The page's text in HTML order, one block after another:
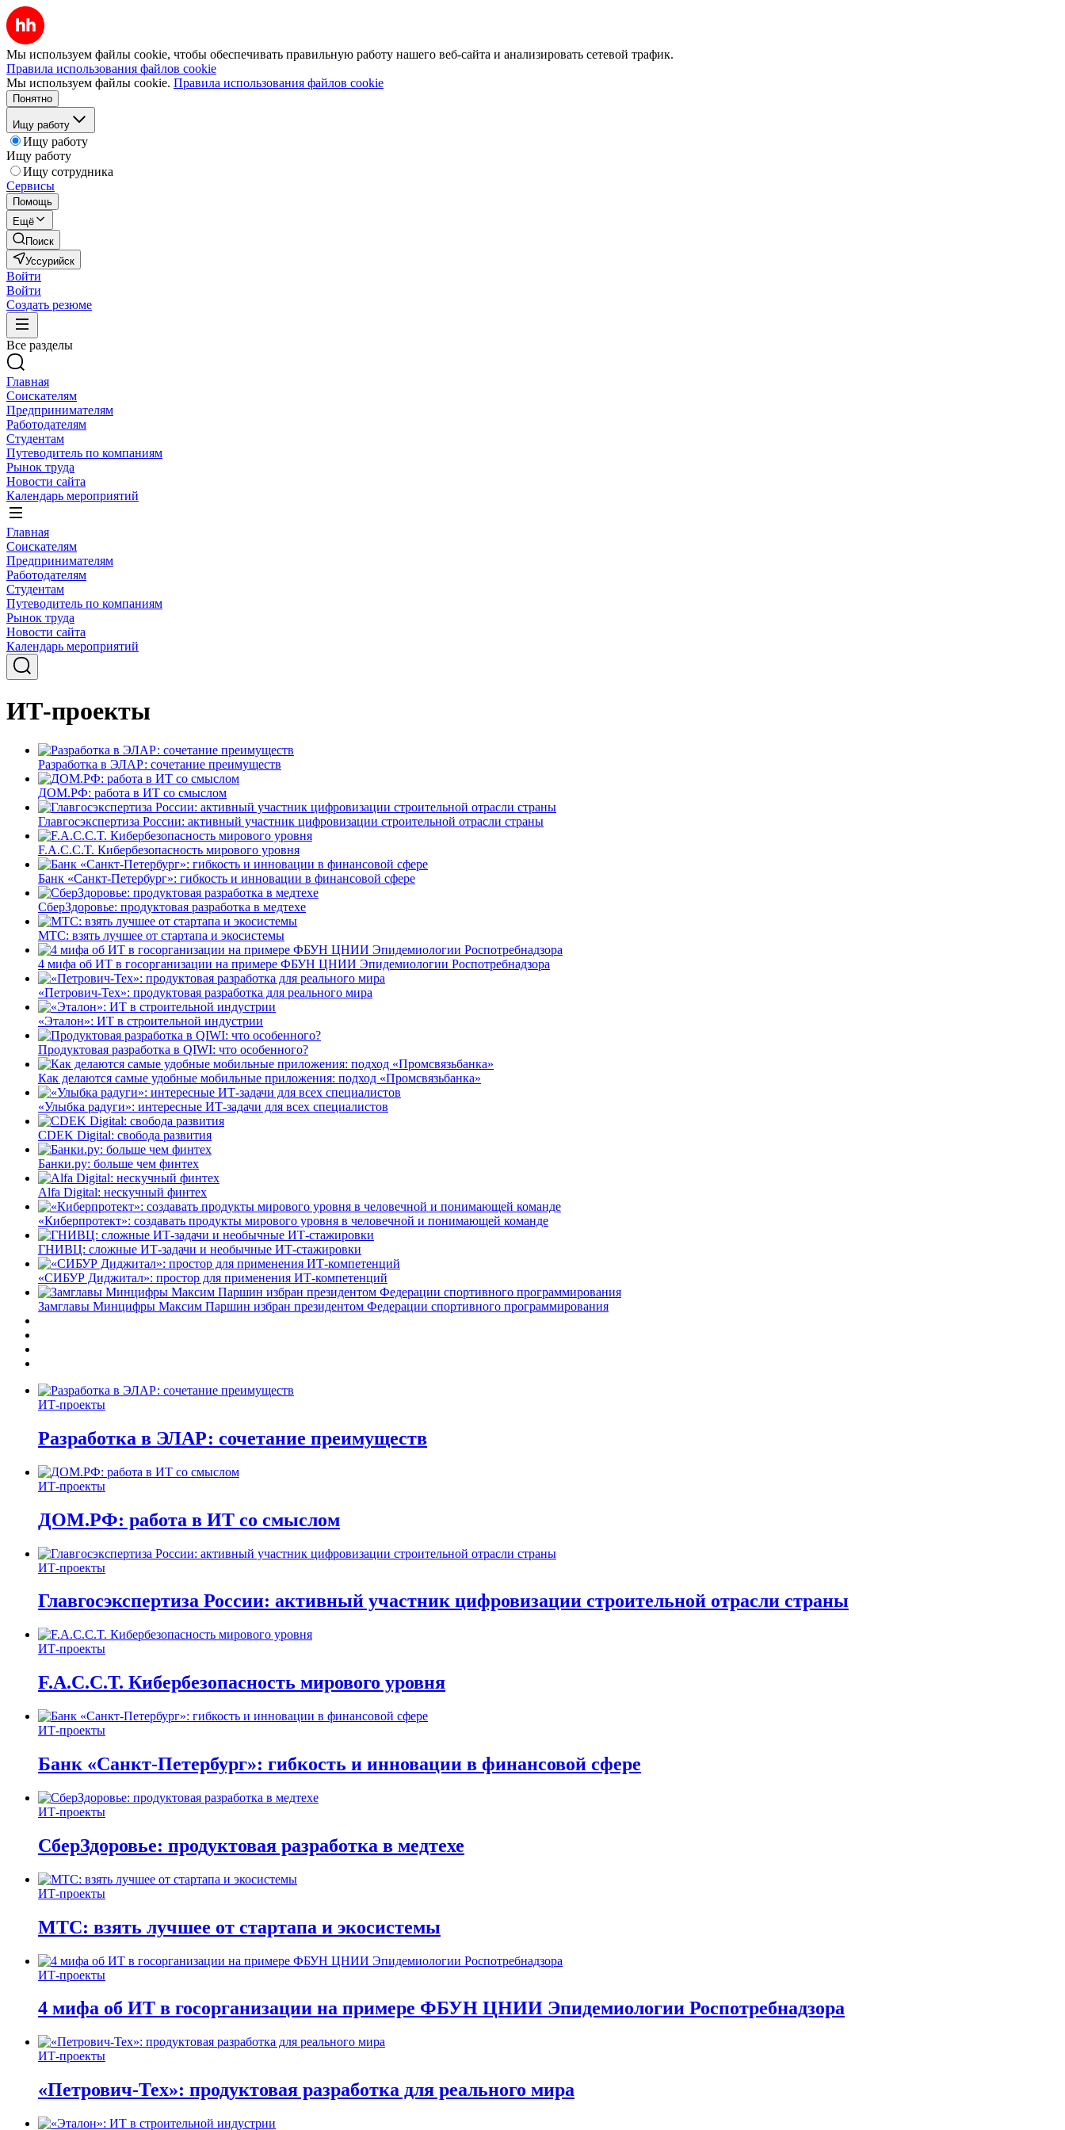
Мы используем файлы cookie, чтобы обеспечивать правильную работу нашего веб-сайта и анализировать сетевой трафик.
Правила использования файлов cookie
Мы используем файлы cookie. Правила использования файлов cookie
Понятно
Ищу работу
Ищу работу
Ищу работу
Ищу сотрудника
Сервисы
Помощь
Ещё
Поиск
Уссурийск
Войти
Войти
Создать резюме
Все разделы
Главная
Соискателям
Предпринимателям
Работодателям
Студентам
Путеводитель по компаниям
Рынок труда
Новости сайта
Календарь мероприятий
Главная
Соискателям
Предпринимателям
Работодателям
Студентам
Путеводитель по компаниям
Рынок труда
Новости сайта
Календарь мероприятий
ИТ-проекты
Разработка в ЭЛАР: сочетание преимуществ
ДОМ.РФ: работа в ИТ со смыслом
Главгосэкспертиза России: активный участник цифровизации строительной отрасли страны
F.A.C.C.T. Кибербезопасность мирового уровня
Банк «Санкт-Петербург»: гибкость и инновации в финансовой сфере
СберЗдоровье: продуктовая разработка в медтехе
МТС: взять лучшее от стартапа и экосистемы
4 мифа об ИТ в госорганизации на примере ФБУН ЦНИИ Эпидемиологии Роспотребнадзора
«Петрович-Тех»: продуктовая разработка для реального мира
«Эталон»: ИТ в строительной индустрии
Продуктовая разработка в QIWI: что особенного?
Как делаются самые удобные мобильные приложения: подход «Промсвязьбанка»
«Улыбка радуги»: интересные ИТ-задачи для всех специалистов
CDEK Digital: свобода развития
Банки.ру: больше чем финтех
Alfa Digital: нескучный финтех
«Киберпротект»: создавать продукты мирового уровня в человечной и понимающей команде
ГНИВЦ: сложные ИТ‑задачи и необычные ИТ‑стажировки
«СИБУР Диджитал»: простор для применения ИТ-компетенций
Замглавы Минцифры Максим Паршин избран президентом Федерации спортивного программирования
ИТ-проекты
Разработка в ЭЛАР: сочетание преимуществ
ИТ-проекты
ДОМ.РФ: работа в ИТ со смыслом
ИТ-проекты
Главгосэкспертиза России: активный участник цифровизации строительной отрасли страны
ИТ-проекты
F.A.C.C.T. Кибербезопасность мирового уровня
ИТ-проекты
Банк «Санкт-Петербург»: гибкость и инновации в финансовой сфере
ИТ-проекты
СберЗдоровье: продуктовая разработка в медтехе
ИТ-проекты
МТС: взять лучшее от стартапа и экосистемы
ИТ-проекты
4 мифа об ИТ в госорганизации на примере ФБУН ЦНИИ Эпидемиологии Роспотребнадзора
ИТ-проекты
«Петрович-Тех»: продуктовая разработка для реального мира